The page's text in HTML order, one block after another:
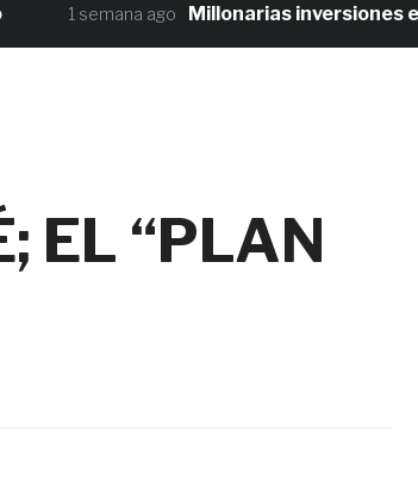
1 semana ago Millonarias inversiones en
EL “PLAN